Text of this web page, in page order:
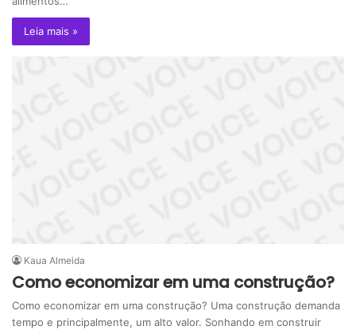
Leia mais »
Kaua Almeida
Como economizar em uma construção?
Como economizar em uma construção? Uma construção demanda
tempo e principalmente, um alto valor. Sonhando em construir